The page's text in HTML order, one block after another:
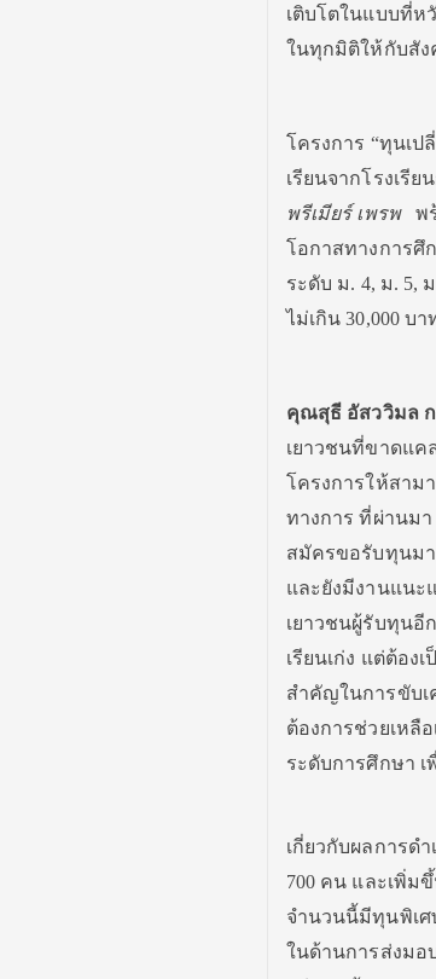
เติบโตในแบบที่ห
ในทุกมิติให้กับสัง
โครงการ “ทุนเป
เรียนจากโรงเรี
พรีเมียร์ เพรพพร้
โอกาสทางการศึ
ระดับ ม. 4, ม. 5,
ไม่เกิน 30,000 บ
คุณสุธี อัสววิมล ก
เยาวชนที่ขาดแค
โครงการให้สาม
ทางการ ที่ผ่านมา
สมัครขอรับทุนมา
และยังมีงานแนะ
เยาวชนผู้รับทุนอี
เรียนเก่ง แต่ต้อ
สำคัญในการขับเ
ต้องการช่วยเหลื
ระดับการศึกษา
เกี่ยวกับผลการด
700 คน และเพิ่ม
จำนวนนี้มีทุนพิเศ
ในด้านการส่งมอ